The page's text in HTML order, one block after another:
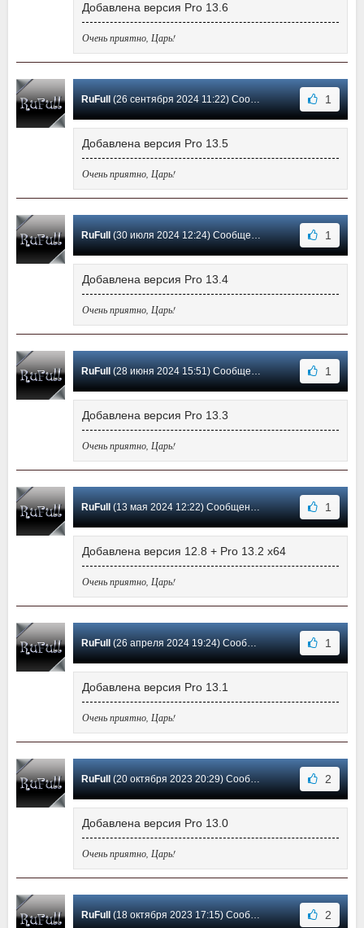
Добавлена версия Pro 13.6
Очень приятно, Царь!
RuFull (26 сентября 2024 11:22) Сообщение #132 1
Добавлена версия Pro 13.5
Очень приятно, Царь!
RuFull (30 июля 2024 12:24) Сообщение #131 1
Добавлена версия Pro 13.4
Очень приятно, Царь!
RuFull (28 июня 2024 15:51) Сообщение #130 1
Добавлена версия Pro 13.3
Очень приятно, Царь!
RuFull (13 мая 2024 12:22) Сообщение #129 1
Добавлена версия 12.8 + Pro 13.2 x64
Очень приятно, Царь!
RuFull (26 апреля 2024 19:24) Сообщение #128 1
Добавлена версия Pro 13.1
Очень приятно, Царь!
RuFull (20 октября 2023 20:29) Сообщение #127 2
Добавлена версия Pro 13.0
Очень приятно, Царь!
RuFull (18 октября 2023 17:15) Сообщение #126 2